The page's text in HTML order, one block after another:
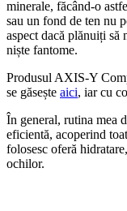
minerale, făcând-o
sau un fond de ten nu
aspect dacă plănuiți să
niște fantome.
Produsul AXIS-Y
se găsește aici, iar cu
În general, rutina mea
eficientă, acoperind
folosesc oferă
ochilor.